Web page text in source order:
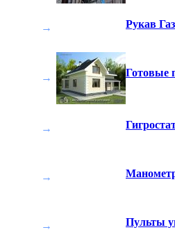
→ Рукав
→ Готовые
→
→
→ Пульты